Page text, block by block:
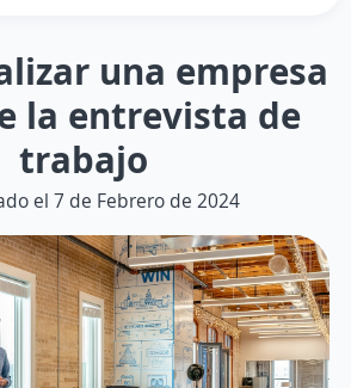
una empresa
la entrevista de
trabajo
el 7 de Febrero de 2024